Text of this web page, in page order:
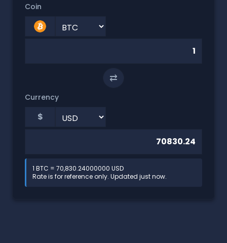
Coin
⇄
Currency
$
1 BTC = 70,830.24000000 USD
Rate is for reference only. Updated just now.